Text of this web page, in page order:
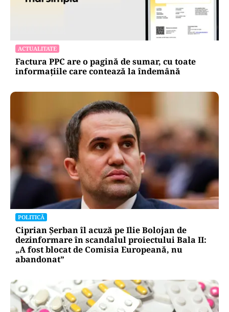
ACTUALITATE
Factura PPC are o pagină de sumar, cu toate
informațiile care contează la îndemână
POLITICĂ
Ciprian Șerban îl acuză pe Ilie Bolojan de
dezinformare în scandalul proiectului Bala II:
„A fost blocat de Comisia Europeană, nu
abandonat”